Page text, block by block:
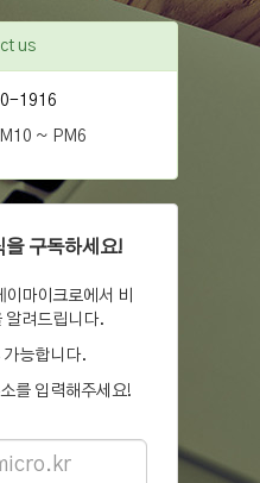
us
1916
~ PM6
을 구독하세요!
마이크로에서 비
알려드립니다.
능합니다.
를 입력해주세요!